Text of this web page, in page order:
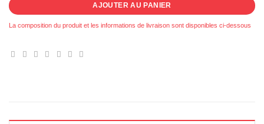
AJOUTER AU PANIER
La composition du produit et les informations de livraison sont disponibles ci-dessous